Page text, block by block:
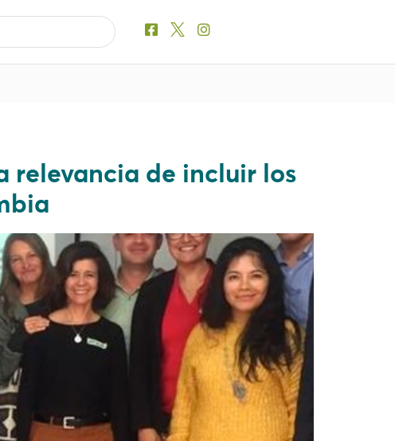
relevancia de incluir los